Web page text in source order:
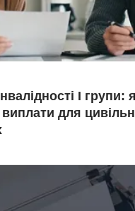
I групи:
виплати для